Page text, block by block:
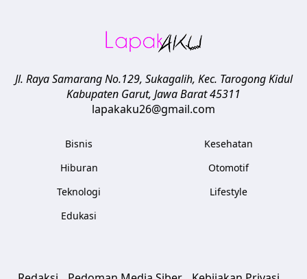
Jl. Raya Samarang No.129, Sukagalih, Kec. Tarogong Kidul
Kabupaten Garut, Jawa Barat45311
lapakaku26@gmail.com
Bisnis
Hiburan
Teknologi
Edukasi
Kesehatan
Otomotif
Lifestyle